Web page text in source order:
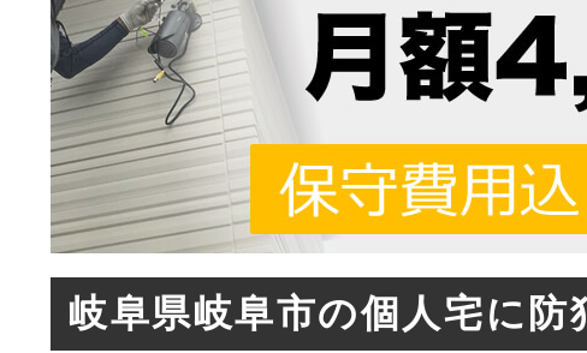
岐阜県岐阜市の個人宅に防